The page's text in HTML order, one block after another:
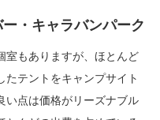
・キャラバンパーク
室もありますが、ほとんど
テントをキャンプサイト
い点は価格がリーズナブル